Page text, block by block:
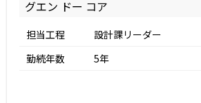
グエン ドー コア
担当工程
設計課リーダー
勤続年数
5年